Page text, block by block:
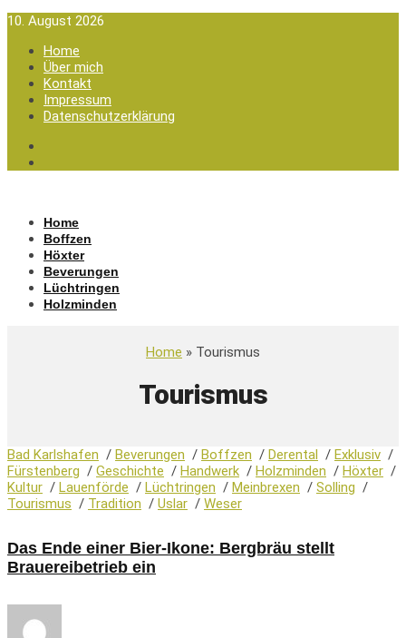
10. August 2026
Home
Über mich
Kontakt
Impressum
Datenschutzerklärung
Home
Boffzen
Höxter
Beverungen
Lüchtringen
Holzminden
Home » Tourismus
Tourismus
Bad Karlshafen / Beverungen / Boffzen / Derental / Exklusiv /
Fürstenberg / Geschichte / Handwerk / Holzminden / Höxter /
Kultur / Lauenförde / Lüchtringen / Meinbrexen / Solling /
Tourismus / Tradition / Uslar / Weser
Das Ende einer Bier-Ikone: Bergbräu stellt
Brauereibetrieb ein